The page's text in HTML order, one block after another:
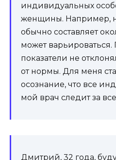
индивидуальных
женщины. Например,
обычно составляет
может варьироваться.
показатели не
от нормы. Для меня
осознание, что все
мой врач следит за
Дмитрий, 32 года,